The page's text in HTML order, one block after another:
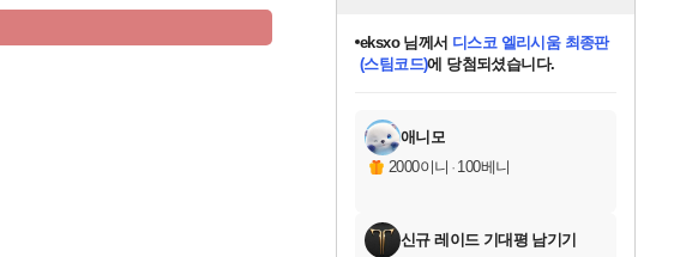
당첨되셨습니다.
당첨되셨습니다.
eksxo님께서 디스코 엘리시움 최종판
(스팀코드)에 당첨되셨습니다.
당첨되셨습니다.
당첨되셨습니다.
에디션 (스팀코드)
당첨되셨습니다.
당첨되셨습니다.
당첨되셨습니다.
당첨되셨습니다.
애니모
2000이니 · 100베니
신규 레이드 기대평 남기기